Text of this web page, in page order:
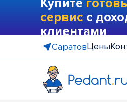
Купите
сервис с
клиентами
СаратовЦены